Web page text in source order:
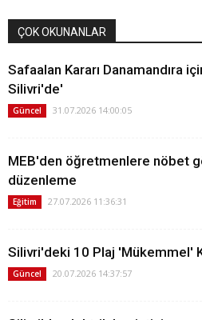
ÇOK OKUNANLAR
Safaalan Kararı Danamandıra
Silivri'de'
Güncel 31.07.2026 14:00:05
MEB'den öğretmenlere nöbet
düzenleme
Eğitim 27.07.2026 11:36:31
Silivri'deki 10 Plaj 'Mükemmel'
Güncel 20.07.2026 14:37:57